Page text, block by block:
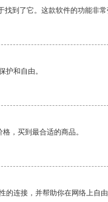
到了它。这款软件的功能非
护和自由。
，买到最合适的商品。
连接，并帮助你在网络上自由